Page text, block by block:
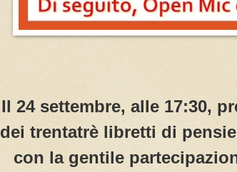
Il 24 settembre, alle 17:30,
dei trentatrè libretti di
con la gentile